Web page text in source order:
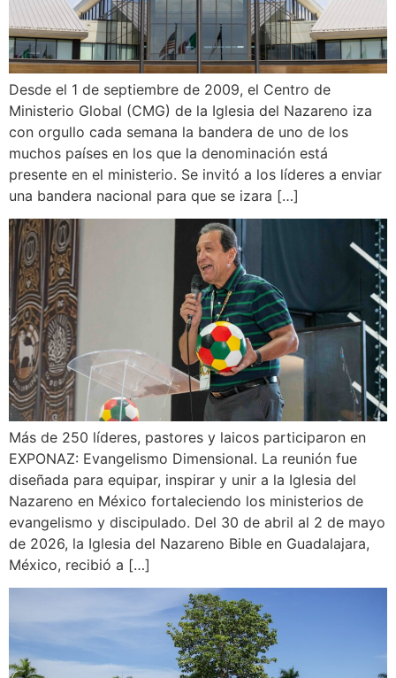
Desde el 1 de septiembre de 2009, el Centro de
Ministerio Global (CMG) de la Iglesia del Nazareno iza
con orgullo cada semana la bandera de uno de los
muchos países en los que la denominación está
presente en el ministerio. Se invitó a los líderes a enviar
una bandera nacional para que se izara […]
Más de 250 líderes, pastores y laicos participaron en
EXPONAZ: Evangelismo Dimensional. La reunión fue
diseñada para equipar, inspirar y unir a la Iglesia del
Nazareno en México fortaleciendo los ministerios de
evangelismo y discipulado. Del 30 de abril al 2 de mayo
de 2026, la Iglesia del Nazareno Bible en Guadalajara,
México, recibió a […]